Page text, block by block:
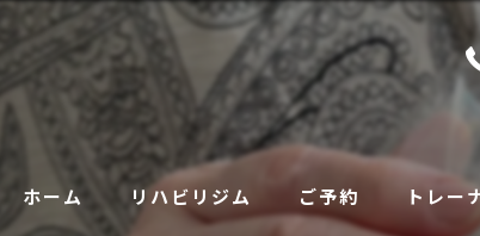
ホーム リハビリジム ご予約 トレー